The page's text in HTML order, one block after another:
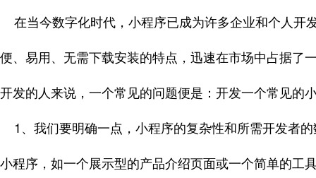
在当今数字化时代，小程序已成为许多企业和个人开
便、易用、无需下载安装的特点，迅速在市场中占据了
开发的人来说，一个常见的问题便是：开发一个常见的
1、我们要明确一点，小程序的复杂性和所需开发者
小程序，如一个展示型的产品介绍页面或一个简单的工